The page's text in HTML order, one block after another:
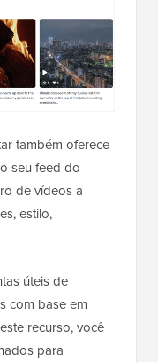
também oferece
seu feed do
de vídeos a
estilo,
úteis de
com base em
recurso, você
para